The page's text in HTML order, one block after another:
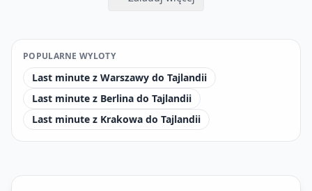
POPULARNE WYLOTY
Last minute z Warszawy do Tajlandii
Last minute z Berlina do Tajlandii
Last minute z Krakowa do Tajlandii